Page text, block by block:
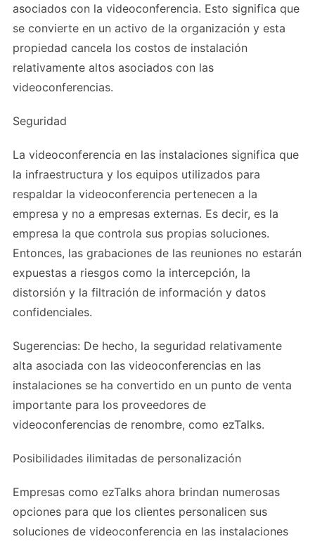
asociados con la videoconferencia. Esto significa que
se convierte en un activo de la organización y esta
propiedad cancela los costos de instalación
relativamente altos asociados con las
videoconferencias.
Seguridad
La videoconferencia en las instalaciones significa que
la infraestructura y los equipos utilizados para
respaldar la videoconferencia pertenecen a la
empresa y no a empresas externas. Es decir, es la
empresa la que controla sus propias soluciones.
Entonces, las grabaciones de las reuniones no estarán
expuestas a riesgos como la intercepción, la
distorsión y la filtración de información y datos
confidenciales.
Sugerencias: De hecho, la seguridad relativamente
alta asociada con las videoconferencias en las
instalaciones se ha convertido en un punto de venta
importante para los proveedores de
videoconferencias de renombre, como ezTalks.
Posibilidades ilimitadas de personalización
Empresas como ezTalks ahora brindan numerosas
opciones para que los clientes personalicen sus
soluciones de videoconferencia en las instalaciones